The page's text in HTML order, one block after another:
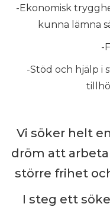
-Ekonomisk
kunna lämna
-
-Stöd och hjälp i
Vi söker helt
dröm att
större frihet
I steg ett